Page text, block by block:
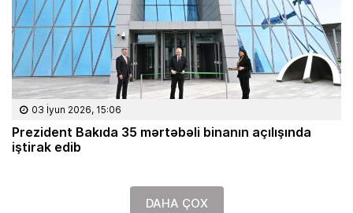
03 İyun 2026, 15:06
Prezident Bakıda 35 mərtəbəli binanın açılışında
iştirak edib
DAHA ÇOX